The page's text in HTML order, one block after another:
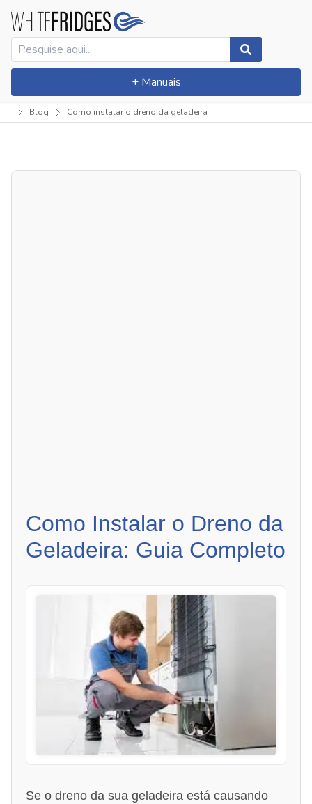
+ Manuais
Blog Como instalar o dreno da geladeira
Como Instalar o Dreno da
Geladeira: Guia Completo
Se o dreno da sua geladeira está causando